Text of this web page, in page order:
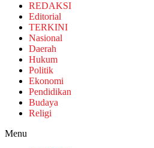
REDAKSI
Editorial
TERKINI
Nasional
Daerah
Hukum
Politik
Ekonomi
Pendidikan
Budaya
Religi
Menu